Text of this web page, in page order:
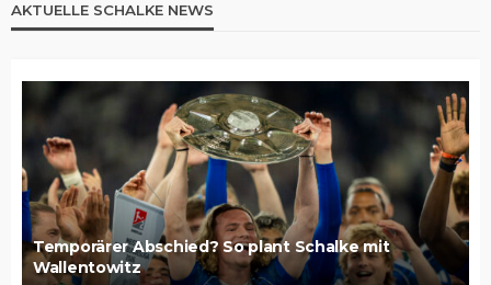
AKTUELLE SCHALKE NEWS
Temporärer Abschied? So plant Schalke mit
Wallentowitz